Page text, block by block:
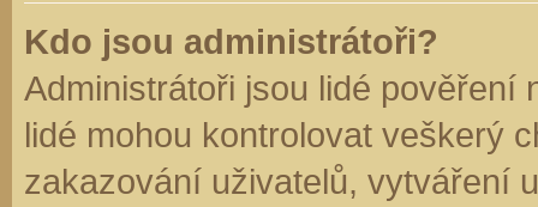
Kdo jsou administrátoři?
Administrátoři jsou lidé pověření
lidé mohou kontrolovat veškerý
zakazování uživatelů, vytváření